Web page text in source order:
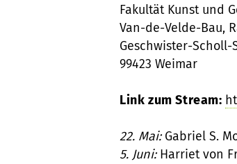
Fakultät Kunst und
Van-de-Velde-Bau,
Geschwister-Scholl-
99423 Weimar
Link zum Stream:
22. Mai: Gabriel S.
5. Juni: Harriet von